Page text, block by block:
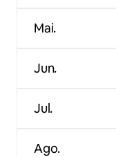
Mai.
Jun.
Jul.
Ago.